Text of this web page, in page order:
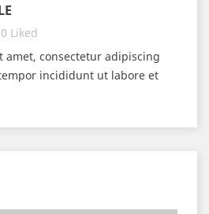
0 Liked
amet, consectetur adipiscing
incididunt ut labore et